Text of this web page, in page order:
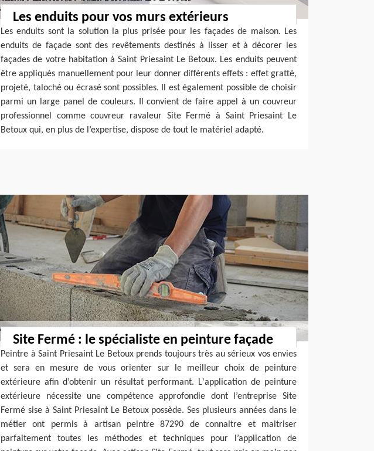
Les enduits pour vos murs extérieurs
Les enduits sont la solution la plus prisée pour les façades de maison. Les
enduits de façade sont des revêtements destinés à lisser et à décorer les
façades de votre habitation à Saint Priesaint Le Betoux. Les enduits peuvent
être appliqués manuellement pour leur donner différents effets : effet gratté,
projeté, taloché ou écrasé sont possibles. Il est également possible de choisir
parmi un large panel de couleurs. Il convient de faire appel à un couvreur
professionnel comme couvreur ravaleur Site Fermé à Saint Priesaint Le
Betoux qui, en plus de l’expertise, dispose de tout le matériel adapté.
Site Fermé : le spécialiste en peinture façade
Peintre à Saint Priesaint Le Betoux prends toujours très au sérieux vos envies
et sera en mesure de vous orienter sur le meilleur choix de peinture
extérieure afin d’obtenir un résultat performant. L'application de peinture
extérieure nécessite une compétence approfondie dont l’entreprise Site
Fermé sise à Saint Priesaint Le Betoux possède. Ses plusieurs années dans le
métier ont permis à artisan peintre 87290 de connaitre et maitriser
parfaitement toutes les méthodes et techniques pour l’application de